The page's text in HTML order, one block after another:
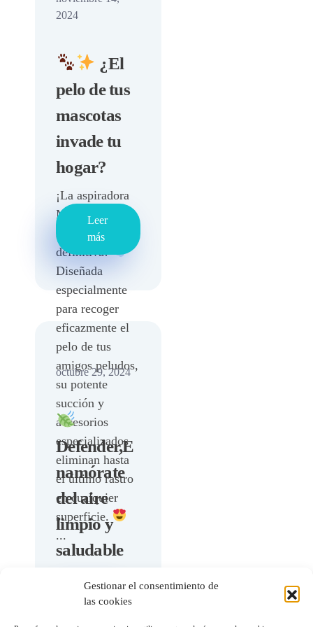
Gestionar el consentimiento de
las cookies
2024
¿El
pelo de tus
mascotas
invade tu
hogar?
¡La aspiradora
Majestic es tu
solución
definitiva!
Diseñada
especialmente
para recoger
eficazmente el
pelo de tus
amigos peludos,
su potente
succión y
accesorios
especializados
eliminan hasta
el último rastro
en cualquier
superficie.
...
Leer
más
octubre 29, 2024
Defender,E
namórate
del aire
limpio y
saludable
Defender,Enam